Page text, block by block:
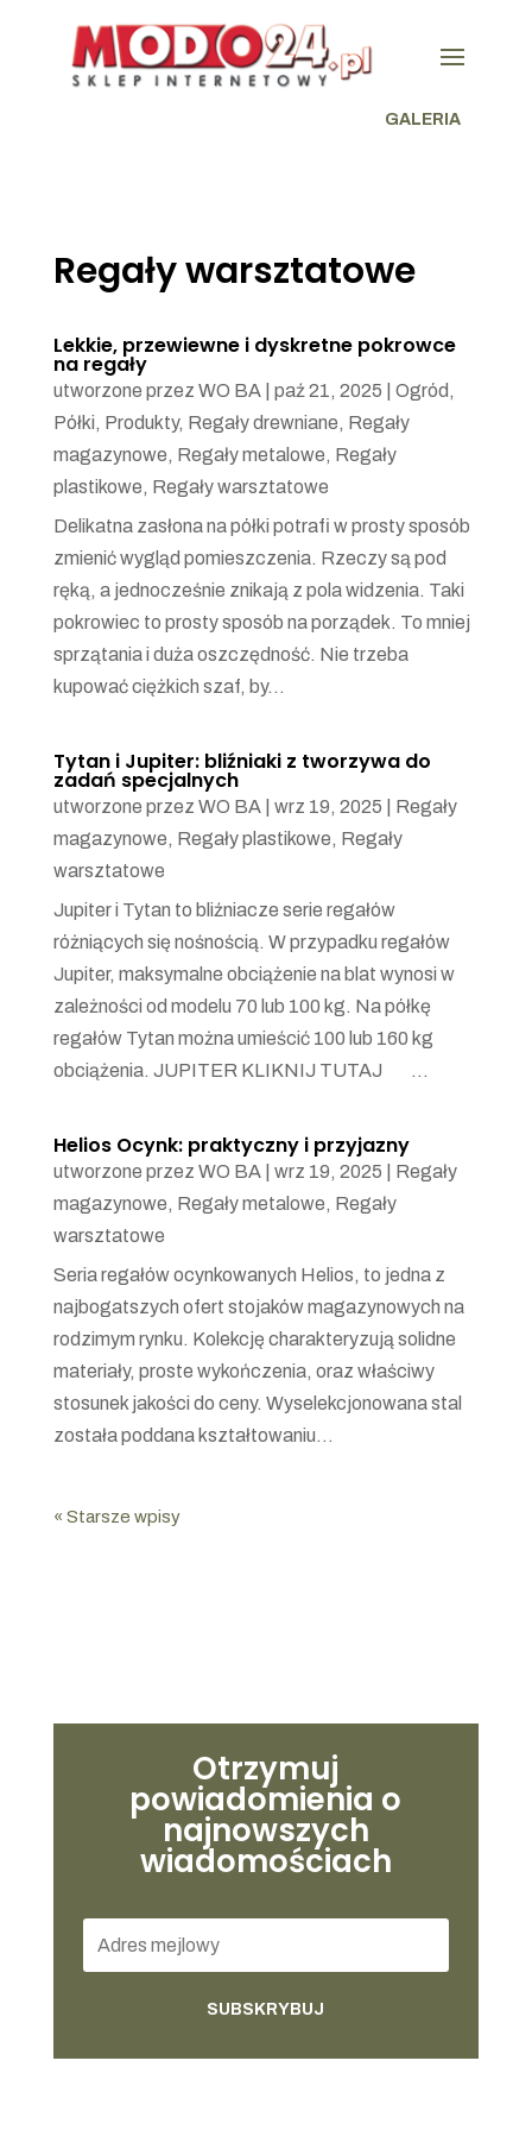
GALERIA
Regały warsztatowe
Lekkie, przewiewne i dyskretne pokrowce
na regały
utworzone przez WO BA| paź 21, 2025 Ogród ,
Półki, Produkty, Regały drewniane, Regały
magazynowe, Regały metalowe, Regały
plastikowe, Regały warsztatowe
Delikatna zasłona na półki potrafi w prosty sposób
zmienić wygląd pomieszczenia. Rzeczy są pod
ręką, a jednocześnie znikają z pola widzenia. Taki
pokrowiec to prosty sposób na porządek. To mniej
sprzątania i duża oszczędność. Nie trzeba
kupować ciężkich szaf, by...
Tytan i Jupiter: bliźniaki z tworzywa do
zadań specjalnych
utworzone przez WO BA| wrz 19, 2025
Regały
magazynowe, Regały plastikowe, Regały
warsztatowe
Jupiter i Tytan to bliźniacze serie regałów
różniących się nośnością. W przypadku regałów
Jupiter, maksymalne obciążenie na blat wynosi w
zależności od modelu 70 lub 100 kg. Na półkę
regałów Tytan można umieścić 100 lub 160 kg
obciążenia. JUPITER KLIKNIJ TUTAJ ...
Helios Ocynk: praktyczny i przyjazny
utworzone przez WO BA| wrz 19, 2025
Regały
magazynowe, Regały metalowe, Regały
warsztatowe
Seria regałów ocynkowanych Helios, to jedna z
najbogatszych ofert stojaków magazynowych na
rodzimym rynku. Kolekcję charakteryzują solidne
materiały, proste wykończenia, oraz właściwy
stosunek jakości do ceny. Wyselekcjonowana stal
została poddana kształtowaniu...
« Starsze wpisy
Otrzymuj
powiadomienia o
najnowszych
wiadomościach
SUBSKRYBUJ